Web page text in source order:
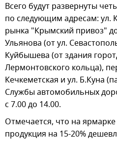
Всего будут развернуты
по следующим адресам: ул.
рынка "Крымский привоз"
Ульянова (от ул.
Куйбышева (от здания
Лермонтовского кольца),
Кечкеметская и ул. Б.Куна
Службы автомобильных
с 7.00 до 14.00.
Отмечается, что на
продукция на 15-20%